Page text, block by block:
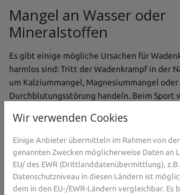
Mangel an Wasser oder
Mineralstoffen
Es gibt einige mögliche Ursachen für
harmlos sind: Tritt der Wadenkrampf in der
um Kalziummangel, Magnesiummangel oder
Durchblutungsstörung handeln. Beim Sport
Der Wadenkrampf ist das Resultat dieser
Doch was kann man dagegen tun? Zunächst
Sport genug zu trinken. Etwa ein Liter pro
angemessen. Es hilft außerdem, bereits
Flüssigkeit im Körper zu sorgen. Stilles
hohen Natriumgehalt ist dafür ideal, es geht
Wir verwenden Cookies
Einige Anbieter übermitteln im Rahmen von
genannten Zwecken möglicherweise Daten an
EU/ des EWR (Drittlanddatenübermittlung), z.B.
Datenschutzniveau in diesen Ländern ist
dem in den EU-/EWR-Ländern vergleichbar. Es